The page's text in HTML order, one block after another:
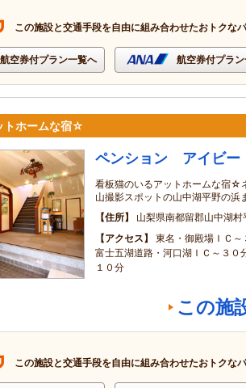
この施設と交通手段を自由に組み合わせたおトクな
航空券付プラン一覧へ 航空券付プラ
トホームな宿☆
ペンション アイビー
看板猫のいるアットホームな宿☆
山撮影スポットの山中湖平野の浜
住所
山梨県南都留郡山中湖
アクセス
東名・御殿場ＩＣ
富士五湖道路・河口湖ＩＣ～３０
１０分
この施
この施設と交通手段を自由に組み合わせたおトクな